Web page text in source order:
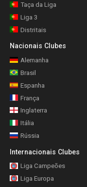
Taça da Liga
Liga 3
Distritais
Nacionais Clubes
Alemanha
Brasil
Espanha
França
Inglaterra
Itália
Rússia
Internacionais Clubes
Liga Campeões
Liga Europa